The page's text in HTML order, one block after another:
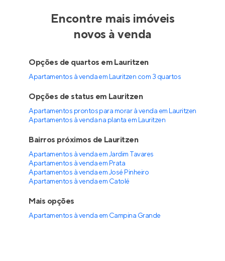
Encontre mais imóveis
novos à venda
Opções de quartos em Lauritzen
Apartamentos à venda em Lauritzen com 3 quartos
Opções de status em Lauritzen
Apartamentos prontos para morar à venda em Lauritzen
Apartamentos à venda na planta em Lauritzen
Bairros próximos de Lauritzen
Apartamentos à venda em Jardim Tavares
Apartamentos à venda em Prata
Apartamentos à venda em José Pinheiro
Apartamentos à venda em Catolé
Mais opções
Apartamentos à venda em Campina Grande